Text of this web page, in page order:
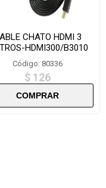
CHATO HDMI 3
HDMI300/B3010
Código: 80336
$ 126